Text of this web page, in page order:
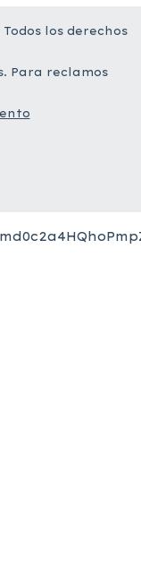
los derechos
Para reclamos